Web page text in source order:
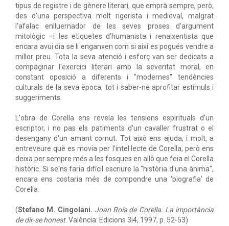
tipus de registre i de gènere literari, que emprà sempre, però,
des d'una perspectiva molt rigorista i medieval, malgrat
l'afalac enlluernador de les seves proses d'argument
mitològic –i les etiquetes d'humanista i renaixentista que
encara avui dia se li enganxen com si així es pogués vendre a
millor preu. Tota la seva atenció i esforç van ser dedicats a
compaginar l'exercici literari amb la severitat moral, en
constant oposició a diferents i "modernes" tendències
culturals de la seva època, tot i saber-ne aprofitar estímuls i
suggeriments.
L'obra de Corella ens revela les tensions espirituals d'un
escriptor, i no pas els patiments d'un cavaller frustrat o el
desengany d'un amant cornut. Tot això ens ajuda, i molt, a
entreveure què es movia per l'intel·lecte de Corella, però ens
deixa per sempre més a les fosques en allò que feia el Corella
històric. Si se'ns faria difícil escriure la "història d'una ànima",
encara ens costaria més de compondre una 'biografia' de
Corella.
(Stefano M. Cingolani. Joan Roís de Corella. La importància
de dir-se honest. València: Edicions 3i4, 1997, p. 52-53)